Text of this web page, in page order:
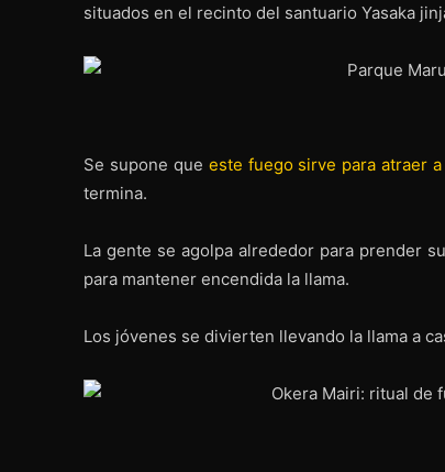
situados en el recinto del santuario Yasaka
Se supone que este fuego sirve para atraer
termina.
La gente se agolpa alrededor para prender
para mantener encendida la llama.
Los jóvenes se divierten llevando la llama a